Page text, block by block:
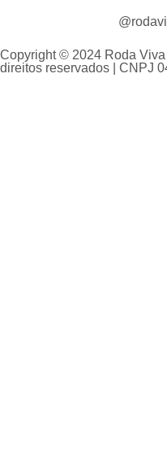
Copyright © 2024 Roda
direitos reservados | CNPJ